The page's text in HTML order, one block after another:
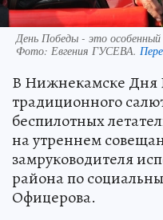
День Победы - это особенный
Фото: Евгения ГУСЕВА.
В Нижнекамске Дня
традиционного
беспилотных
на утреннем
замруководителя
района по
Офицерова.